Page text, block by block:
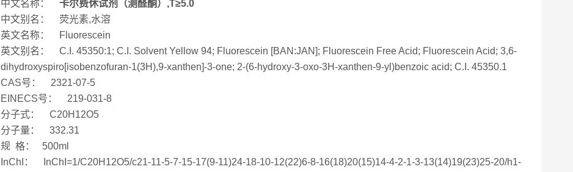
中文名称： 卡尔费休试剂（测醛酮）,T≥5.0
中文别名： 荧光素,水溶
英文名称： Fluorescein
英文别名： C.I. 45350:1; C.I. Solvent Yellow 94; Fluorescein [BAN:JAN]; Fluorescein Free Acid; Fluorescein Acid; 3,6-
dihydroxyspiro[isobenzofuran-1(3H),9-xanthen]-3-one; 2-(6-hydroxy-3-oxo-3H-xanthen-9-yl)benzoic acid; C.I. 45350.1
CAS号： 2321-07-5
EINECS号： 219-031-8
分子式： C20H12O5
分子量： 332.31
规 格： 500ml
InChI： InChI=1/C20H12O5/c21-11-5-7-15-17(9-11)24-18-10-12(22)6-8-16(18)20(15)14-4-2-1-3-13(14)19(23)25-20/h1-